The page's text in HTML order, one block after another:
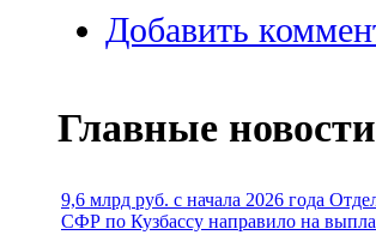
Добавить
Главные новости
9,6 млрд руб. с начала 2026 года
СФР по Кузбассу направило на